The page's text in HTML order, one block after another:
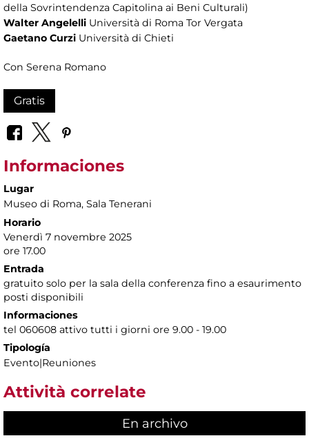
della Sovrintendenza Capitolina ai Beni Culturali)
Walter Angelelli Università di Roma Tor Vergata
Gaetano Curzi Università di Chieti
Con Serena Romano
Gratis
Informaciones
Lugar
Museo di Roma, Sala Tenerani
Horario
Venerdì 7 novembre 2025
ore 17.00
Entrada
gratuito solo per la sala della conferenza fino a esaurimento
posti disponibili
Informaciones
tel 060608 attivo tutti i giorni ore 9.00 - 19.00
Tipología
Evento|Reuniones
Attività correlate
En archivo